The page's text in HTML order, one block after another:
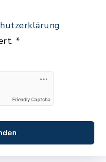
*
Friendly Captcha